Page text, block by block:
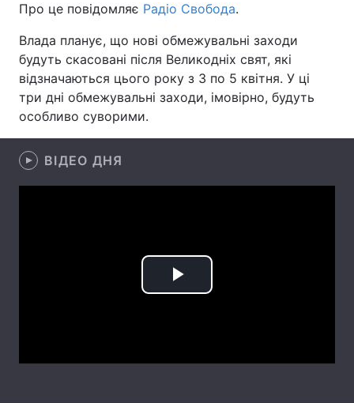
Спорт Наука
Техно і зв'язок Лайт
Здоров'я
Про це повідомляє Радіо Свобода.
Влада планує, що нові обмежувальні заходи
будуть скасовані після Великодніх свят, які
відзначаються цього року з 3 по 5 квітня. У ці
три дні обмежувальні заходи, імовірно, будуть
особливо суворими.
ВІДЕО ДНЯ
Play